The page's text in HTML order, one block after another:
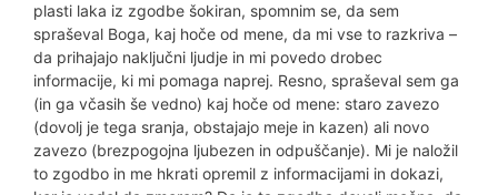
plasti laka iz zgodbe šokiran, spomnim se, da sem
spraševal Boga, kaj hoče od mene, da mi vse to razkriva –
da prihajajo naključni ljudje in mi povedo drobec
informacije, ki mi pomaga naprej. Resno, spraševal sem ga
(in ga včasih še vedno) kaj hoče od mene: staro zavezo
(dovolj je tega sranja, obstajajo meje in kazen) ali novo
zavezo (brezpogojna ljubezen in odpuščanje). Mi je naložil
to zgodbo in me hkrati opremil z informacijami in dokazi,